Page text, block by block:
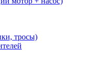
тросы)